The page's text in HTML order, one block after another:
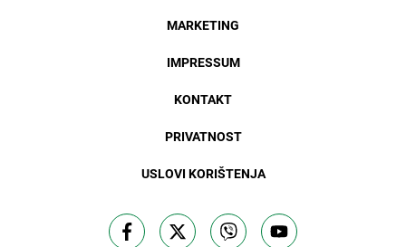
MARKETING
IMPRESSUM
KONTAKT
PRIVATNOST
USLOVI KORIŠTENJA